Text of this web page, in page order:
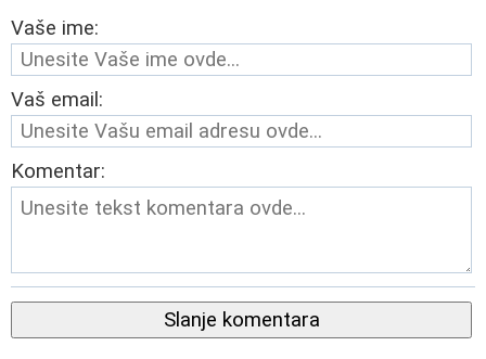
Vaše ime:
Vaš email:
Komentar:
Slanje komentara